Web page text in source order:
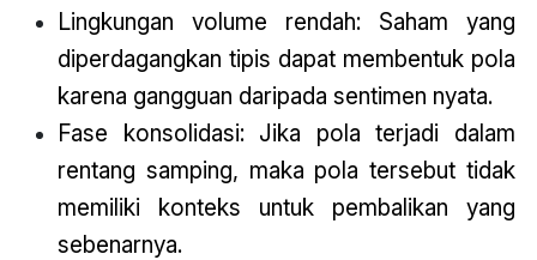
Lingkungan volume rendah: Saham yang
diperdagangkan tipis dapat membentuk pola
karena gangguan daripada sentimen nyata.
Fase konsolidasi: Jika pola terjadi dalam
rentang samping, maka pola tersebut tidak
memiliki konteks untuk pembalikan yang
sebenarnya.